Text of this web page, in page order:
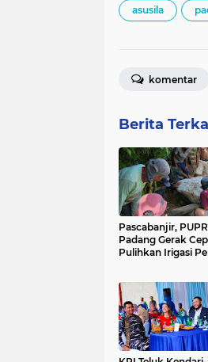
asusila
komentar
Berita
Pascabanjir,
Padang Gerak
Pulihkan Irigasi
Prioritas